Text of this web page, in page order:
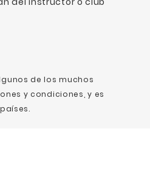
de los muchos
y condiciones, y es